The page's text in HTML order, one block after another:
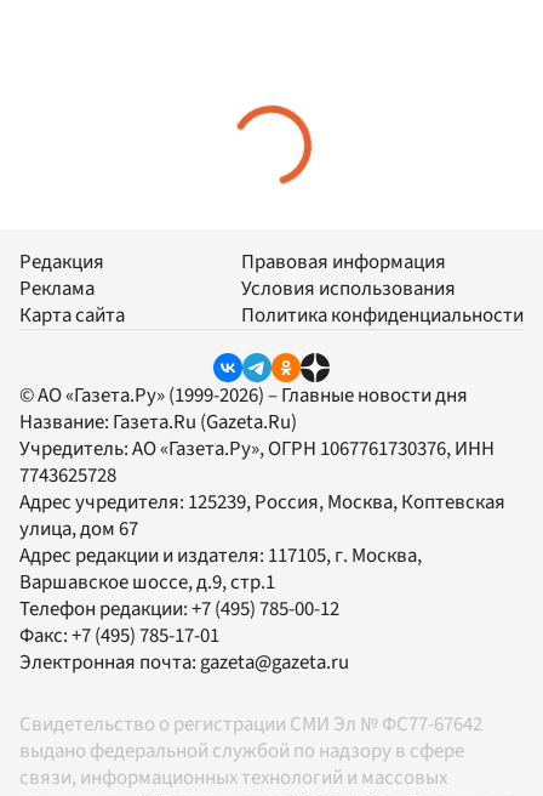
Редакция
Реклама
Карта сайта
Правовая информация
Условия использования
Политика конфиденциальности
© АО «Газета.Ру» (1999-2026) – Главные новости дня
Название: Газета.Ru (Gazeta.Ru)
Учредитель:АО «Газета.Ру», ОГРН 1067761730376, ИНН
7743625728
Адрес учредителя: 125239, Россия, Москва, Коптевская
улица, дом 67
Адрес редакции и издателя: 117105, г. Москва,
Варшавское шоссе, д.9, стр.1
Телефон редакции:+7 (495) 785-00-12
Факс:+7 (495) 785-17-01
Электронная почта:gazeta@gazeta.ru
Свидетельство о регистрации СМИ Эл № ФС77-67642
выдано федеральной службой по надзору в сфере
связи, информационных технологий и массовых